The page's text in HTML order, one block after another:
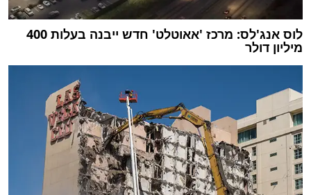
לוס אנג'לס: מרכז 'אאוטלט' חדש ייבנה בעלות 400
מיליון דולר